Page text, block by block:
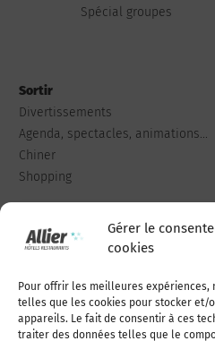
Gérer le
cookies
Pour offrir les meilleures expériences,
telles que les cookies pour stocker et/
appareils. Le fait de consentir à ces
traiter des données telles que le
Spécial groupes
Sortir
Divertissements
Agenda, spectacles, animations...
Chiner
Shopping
Qui sommes-nous